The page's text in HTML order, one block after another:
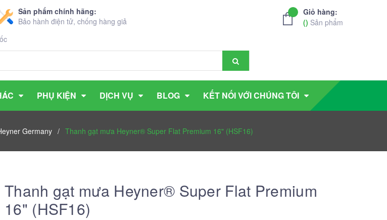
Sản phẩm chính hãng:
Bảo hành điện tử, chống hàng giả
Giỏ hàng:
() Sản phẩm
PHỤ KIỆN DỊCH VỤ BLOG KẾT NỐI VỚI CHÚNG TÔI
Germany / Thanh gạt mưa Heyner® Super Flat Premium 16" (HSF16)
Thanh gạt mưa Heyner® Super Flat Premium
16" (HSF16)